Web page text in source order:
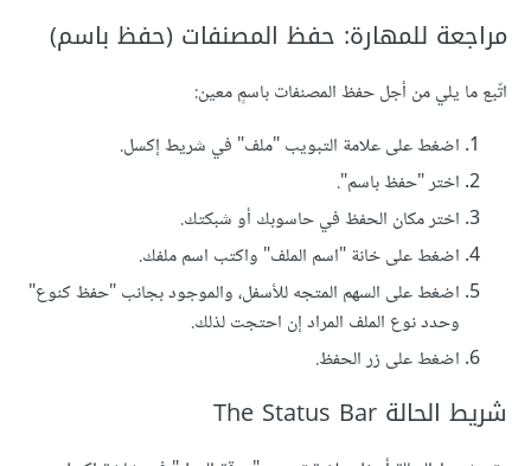
مراجعة للمهارة: حفظ المصنفات (حفظ باسم)
اتّبع ما يلي من أجل حفظ المصنفات باسمٍ معين:
اضغط على علامة التبويب "ملف" في شريط إكسل.
اختر "حفظ باسم".
اختر مكان الحفظ في حاسوبك أو شبكتك.
اضغط على خانة "اسم الملف" واكتب اسم ملفك.
اضغط على السهم المتجه للأسفل، والموجود بجانب "حفظ كنوع"
وحدد نوع الملف المراد إن احتجت لذلك.
اضغط على زر الحفظ.
شريط الحالة The Status Bar